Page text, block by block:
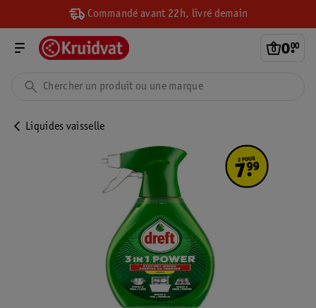
Commandé avant 22h, livré demain
0.
00
Liquides vaisselle